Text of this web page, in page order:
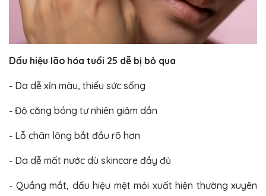
Dấu hiệu lão hóa tuổi 25 dễ bị bỏ qua
- Da dễ xỉn màu, thiếu sức sống
- Độ căng bóng tự nhiên giảm dần
- Lỗ chân lông bắt đầu rõ hơn
- Da dễ mất nước dù skincare đầy đủ
- Quầng mắt, dấu hiệu mệt mỏi xuất hiện thường xuyên